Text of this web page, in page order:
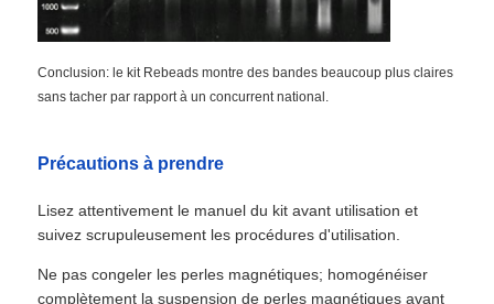
Conclusion: le kit Rebeads montre des bandes beaucoup plus claires
sans tacher par rapport à un concurrent national.
Précautions à prendre
Lisez attentivement le manuel du kit avant utilisation et
suivez scrupuleusement les procédures d'utilisation.
Ne pas congeler les perles magnétiques; homogénéiser
complètement la suspension de perles magnétiques avant